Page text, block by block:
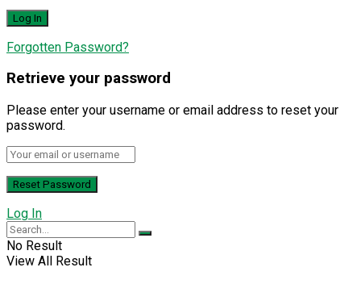
Forgotten Password?
Retrieve your password
Please enter your username or email address to reset your
password.
Log In
No Result
View All Result